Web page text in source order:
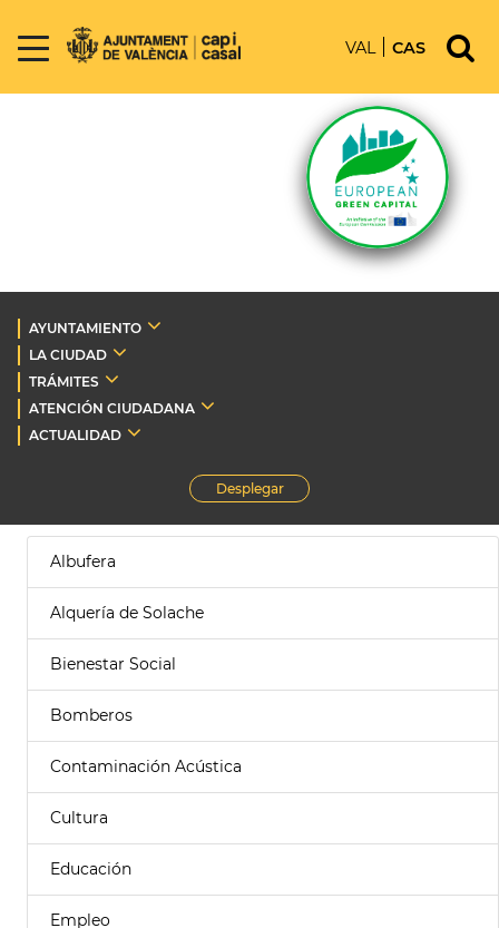
VAL CAS
AYUNTAMIENTO
LA CIUDAD
TRÁMITES
ATENCIÓN CIUDADANA
ACTUALIDAD
Desplegar
Albufera
Alquería de Solache
Bienestar Social
Bomberos
Contaminación Acústica
Cultura
Educación
Empleo